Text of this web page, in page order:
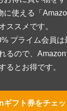
使える「
ススメです。
プライム会員は
るので、
るとお得です。
ギフト券をチェッ